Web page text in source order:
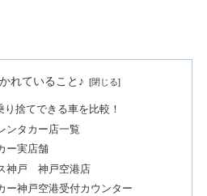
れていること♪
捨てできる車を比較！
ンタカー店一覧
ー実店舗
神戸 神戸空港店
ー神戸空港受付カウンター